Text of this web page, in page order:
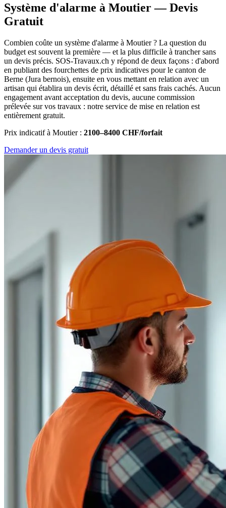
Système d'alarme à Moutier — Devis
Gratuit
Combien coûte un système d'alarme à Moutier ? La question du
budget est souvent la première — et la plus difficile à trancher sans
un devis précis. SOS-Travaux.ch y répond de deux façons : d'abord
en publiant des fourchettes de prix indicatives pour le canton de
Berne (Jura bernois), ensuite en vous mettant en relation avec un
artisan qui établira un devis écrit, détaillé et sans frais cachés. Aucun
engagement avant acceptation du devis, aucune commission
prélevée sur vos travaux : notre service de mise en relation est
entièrement gratuit.
Prix indicatif à Moutier : 2100–8400 CHF/forfait
Demander un devis gratuit